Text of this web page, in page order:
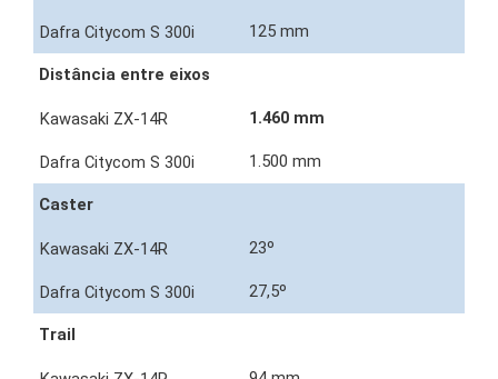
125 mm
Distância entre eixos
1.460 mm
1.500 mm
Caster
23º
27,5º
Trail